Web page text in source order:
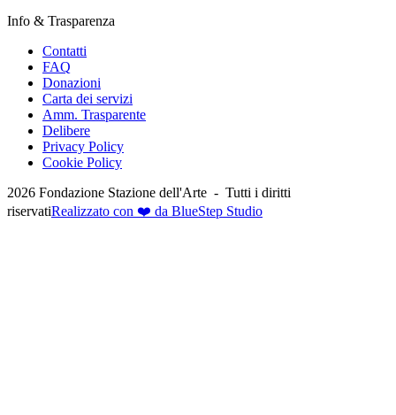
Info & Trasparenza
Contatti
FAQ
Donazioni
Carta dei servizi
Amm. Trasparente
Delibere
Privacy Policy
Cookie Policy
2026 Fondazione Stazione dell'Arte - Tutti i diritti
riservatiRealizzato con ❤️ da BlueStep Studio